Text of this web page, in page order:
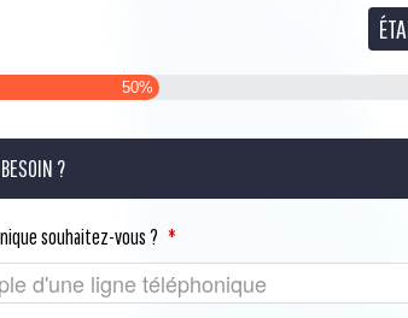
50%
?
souhaitez-vous ? *